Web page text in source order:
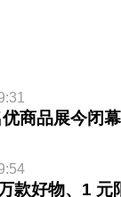
商品展今闭
款好物、1 元